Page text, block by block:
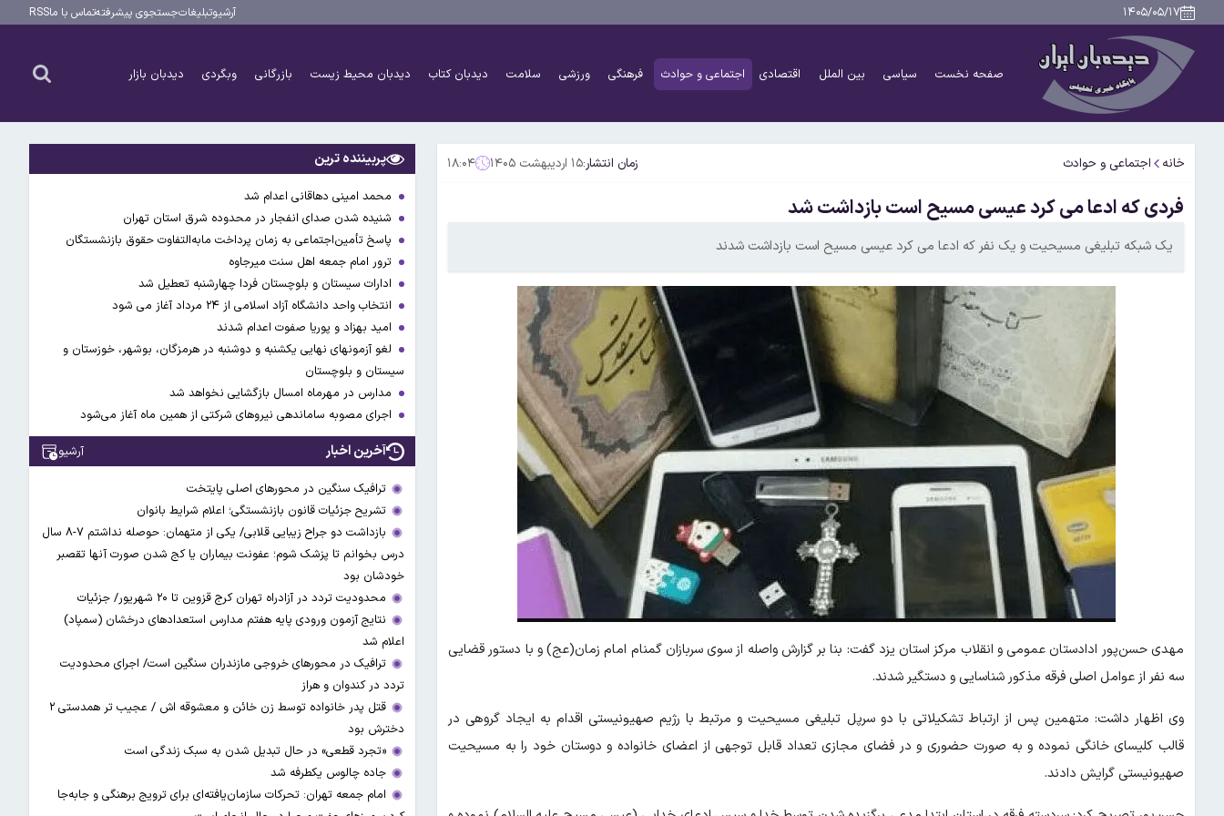
۱۴۰۵/۰۵/۱۷ آرشیوتبلیغاتجستجوی پیشرفتهتماس با ماRSS
صفحه نخست سیاسی بین الملل اقتصادی اجتماعی و حوادث فرهنگی ورزشی سلامت دیدبان کتاب دیدبان محیط زیست بازرگانی وبگردی دیدبان بازار
خانه اجتماعی و حوادث زمان انتشار:۱۵ اردیبهشت ۱۴۰۵ ۱۸:۰۴
فردی که ادعا می کرد عیسی مسیح است بازداشت شد
یک شبکه تبلیغی مسیحیت و یک نفر که ادعا می کرد عیسی مسیح است بازداشت شدند
مهدی حسن‌پور ادادستان عمومی و انقلاب مرکز استان یزد گفت: بنا بر گزارش واصله از سوی سربازان گمنام امام زمان(عج) و با دستور قضایی
سه نفر از عوامل اصلی فرقه مذکور شناسایی و دستگیر شدند.
وی اظهار داشت: متهمین پس از ارتباط تشکیلاتی با دو سرپل تبلیغی مسیحیت و مرتبط با رژیم صهیونیستی اقدام به ایجاد گروهی در
قالب کلیسای خانگی نموده و به صورت حضوری و در فضای مجازی تعداد قابل توجهی از اعضای خانواده و دوستان خود را به مسیحیت
صهیونیستی گرایش دادند.
پربیننده ترین
محمد امینی دهاقانی اعدام شد
شنیده شدن صدای انفجار در محدوده شرق استان تهران
پاسخ تأمین‌اجتماعی به زمان پرداخت مابه‌التفاوت حقوق بازنشستگان
ترور امام جمعه اهل سنت میرجاوه
ادارات سیستان و بلوچستان فردا چهارشنبه تعطیل شد
انتخاب واحد دانشگاه آزاد اسلامی از ۲۴ مرداد آغاز می شود
امید بهزاد و پوریا صفوت اعدام شدند
لغو آزمونهای نهایی یکشنبه و دوشنبه در هرمزگان، بوشهر، خوزستان و
سیستان و بلوچستان
مدارس در مهرماه امسال بازگشایی نخواهد شد
اجرای مصوبه ساماندهی نیرو‌های شرکتی از همین ماه آغاز می‌شود
آخرین اخبار آرشیو
ترافیک سنگین در محورهای اصلی پایتخت
تشریح جزئیات قانون بازنشستگی؛ اعلام شرایط بانوان
بازداشت دو جراح زیبایی قلابی/ یکی از متهمان: حوصله نداشتم ۷-۸ سال
درس بخوانم تا پزشک شوم؛ عفونت بیماران یا کج شدن صورت آنها تقصبر
خودشان بود
محدودیت تردد در آزادراه تهران کرج قزوین تا ۲۰ شهریور/ جزئیات
نتایج آزمون ورودی پایه هفتم مدارس استعدادهای درخشان (سمپاد)
اعلام شد
ترافیک در محورهای خروجی مازندران سنگین است/ اجرای محدودیت
تردد در کندوان و هراز
قتل پدر خانواده توسط زن خائن و معشوقه اش / عجیب تر همدستی ۲
دخترش بود
«تجرد قطعی» در حال تبدیل شدن به سبک زندگی است
جاده چالوس یکطرفه شد
امام جمعه تهران: تحرکات سازمان‌یافته‌ای برای ترویج برهنگی و جابه‌جا